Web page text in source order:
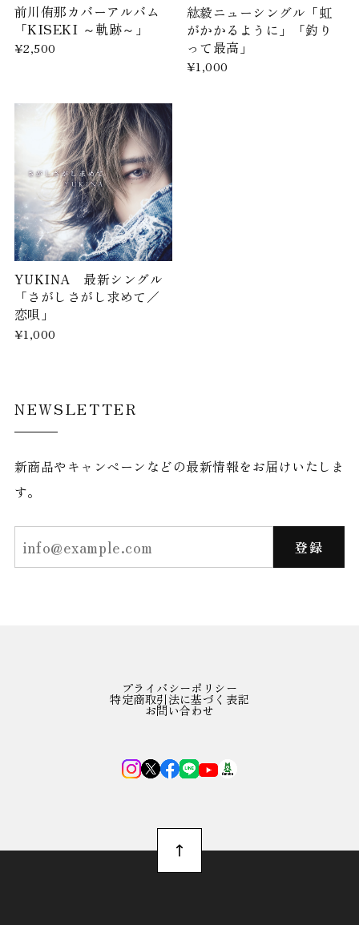
前川侑那カバーアルバム
「KISEKI ～軌跡～」
¥2,500
紘毅ニューシングル「虹
がかかるように」「釣り
って最高」
¥1,000
YUKINA 最新シングル
「さがしさがし求めて／
恋唄」
¥1,000
NEWSLETTER
新商品やキャンペーンなどの最新情報をお届けいたしま
す。
登録
プライバシーポリシー
特定商取引法に基づく表記
お問い合わせ